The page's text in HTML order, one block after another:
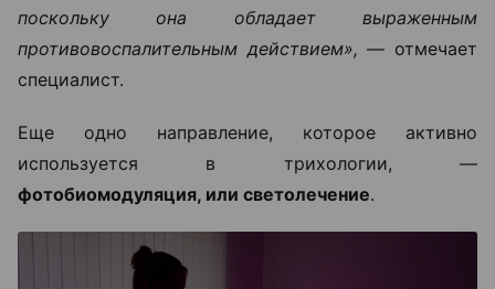
поскольку она обладает выраженным
противовоспалительным действием», — отмечает
специалист.
Еще одно направление, которое активно
используется в трихологии, —
фотобиомодуляция, или светолечение.